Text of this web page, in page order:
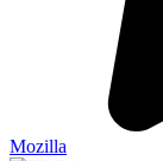
Mozilla